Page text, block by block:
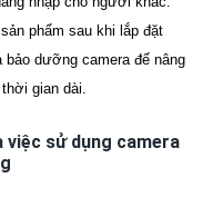
phẩm sau khi lắp đặt
dưỡng camera để nâng
gian dài.
việc sử dụng camera